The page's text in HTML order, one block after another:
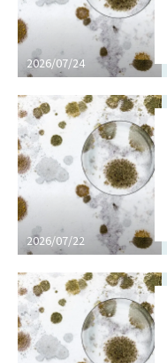
2026/07/24
2026/07/22